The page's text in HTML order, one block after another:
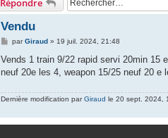
Vendu
M
s
a
e
parGiraud» 19 juil. 2024, 21:48
Vends 1 train 9/22 rapid servi 20min 15
neuf 20e les 4, weapon 15/25 neuf 20
Dernière modification parGiraud le 20 sept. 2024,